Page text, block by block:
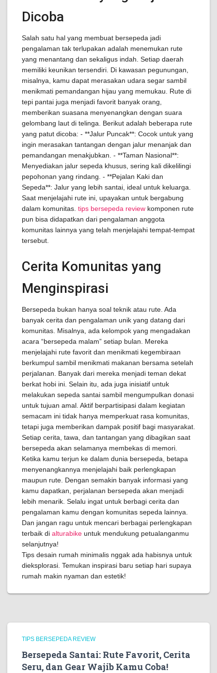
Dicoba
Salah satu hal yang membuat bersepeda jadi
pengalaman tak terlupakan adalah menemukan rute
yang menantang dan sekaligus indah. Setiap daerah
memiliki keunikan tersendiri. Di kawasan pegunungan,
misalnya, kamu dapat merasakan udara segar sambil
menikmati pemandangan hijau yang memukau. Rute di
tepi pantai juga menjadi favorit banyak orang,
memberikan suasana menyenangkan dengan suara
gelombang laut di telinga. Berikut adalah beberapa rute
yang patut dicoba: - **Jalur Puncak**: Cocok untuk yang
ingin merasakan tantangan dengan jalur menanjak dan
pemandangan menakjubkan. - **Taman Nasional**:
Menyediakan jalur sepeda khusus, sering kali dikelilingi
pepohonan yang rindang. - **Pejalan Kaki dan
Sepeda**: Jalur yang lebih santai, ideal untuk keluarga.
Saat menjelajahi rute ini, upayakan untuk bergabung
dalam komunitas. tips bersepeda review komponen rute
pun bisa didapatkan dari pengalaman anggota
komunitas lainnya yang telah menjelajahi tempat-tempat
tersebut.
Cerita Komunitas yang
Menginspirasi
Bersepeda bukan hanya soal teknik atau rute. Ada
banyak cerita dan pengalaman unik yang datang dari
komunitas. Misalnya, ada kelompok yang mengadakan
acara “bersepeda malam” setiap bulan. Mereka
menjelajahi rute favorit dan menikmati kegembiraan
berkumpul sambil menikmati makanan bersama setelah
perjalanan. Banyak dari mereka menjadi teman dekat
berkat hobi ini. Selain itu, ada juga inisiatif untuk
melakukan sepeda santai sambil mengumpulkan donasi
untuk tujuan amal. Aktif berpartisipasi dalam kegiatan
semacam ini tidak hanya memperkuat rasa komunitas,
tetapi juga memberikan dampak positif bagi masyarakat.
Setiap cerita, tawa, dan tantangan yang dibagikan saat
bersepeda akan selamanya membekas di memori.
Ketika kamu terjun ke dalam dunia bersepeda, betapa
menyenangkannya menjelajahi baik perlengkapan
maupun rute. Dengan semakin banyak informasi yang
kamu dapatkan, perjalanan bersepeda akan menjadi
lebih menarik. Selalu ingat untuk berbagi cerita dan
pengalaman kamu dengan komunitas sepeda lainnya.
Dan jangan ragu untuk mencari berbagai perlengkapan
terbaik di alturabike untuk mendukung petualanganmu
selanjutnya!
Tips desain rumah minimalis nggak ada habisnya untuk
dieksplorasi. Temukan inspirasi baru setiap hari supaya
rumah makin nyaman dan estetik!
TIPS BERSEPEDA REVIEW
Bersepeda Santai: Rute Favorit, Cerita
Seru, dan Gear Wajib Kamu Coba!